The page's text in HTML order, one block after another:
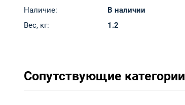
Наличие:
В наличии
Вес, кг:
1.2
Сопутствующие категории